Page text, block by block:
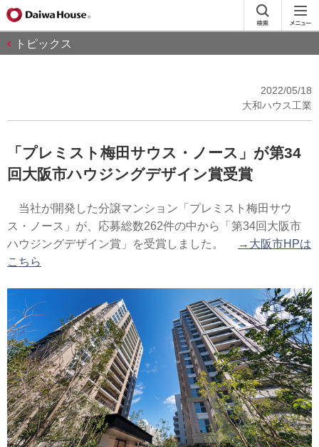
トピックス
2022/05/18
大和ハウス工業
「プレミスト梅田サウス・ノース」が第34
回大阪市ハウジングデザイン賞受賞
当社が開発した分譲マンション「プレミスト梅田サウ
ス・ノース」が、応募総数262件の中から「第34回大阪市
ハウジングデザイン賞」を受賞しました。
→大阪市HPは
こちら